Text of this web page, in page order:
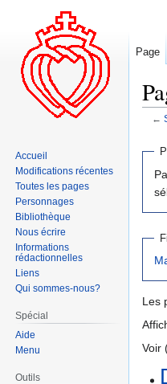
←
Aller
Aller
Les
Voir
Page
Accueil
Modifications récentes
Toutes les pages
Personnages
Bibliothèque
Nous écrire
Informations
rédactionnelles
Liens
Qui sommes-nous?
Spécial
Aide
Menu
Outils